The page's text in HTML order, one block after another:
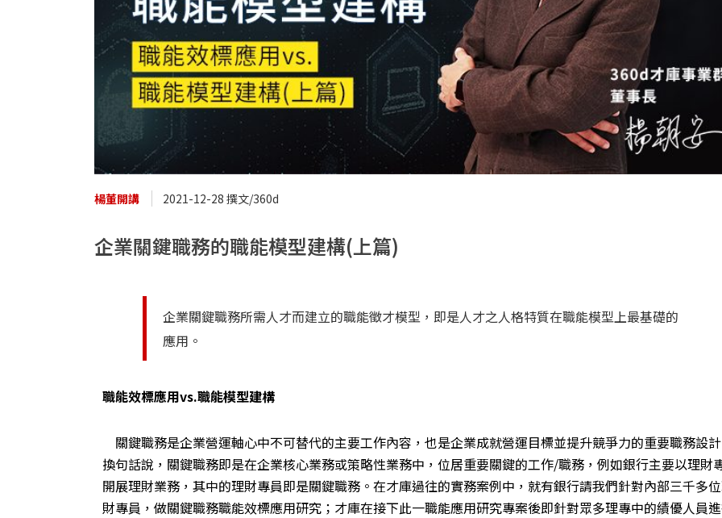
楊董開講 2021-12-28 撰文/360d
企業關鍵職務的職能模型建構(上篇)
企業關鍵職務所需人才而建立的職能徵才模型，即是人才之人格特質在職能模型上最基礎的
應用。
職能效標應用vs.職能模型建構
關鍵職務是企業營運軸心中不可替代的主要工作內容，也是企業成就營運目標並提升競爭力的重要職務設計
換句話說，關鍵職務即是在企業核心業務或策略性業務中，位居重要關鍵的工作/職務，例如銀行主要以理財
開展理財業務，其中的理財專員即是關鍵職務。在才庫過往的實務案例中，就有銀行請我們針對內部三千多
財專員，做關鍵職務職能效標應用研究；才庫在接下此一職能應用研究專案後即針對眾多理專中的績優人員